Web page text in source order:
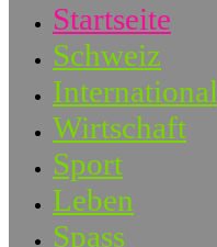
Startseite
Schweiz
International
Wirtschaft
Sport
Leben
Spass